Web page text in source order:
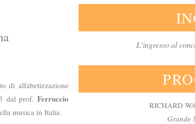
di alfabetizzazione
dal prof. Ferruccio
musica in Italia.
L’ingresso al
RICHARD
Grande